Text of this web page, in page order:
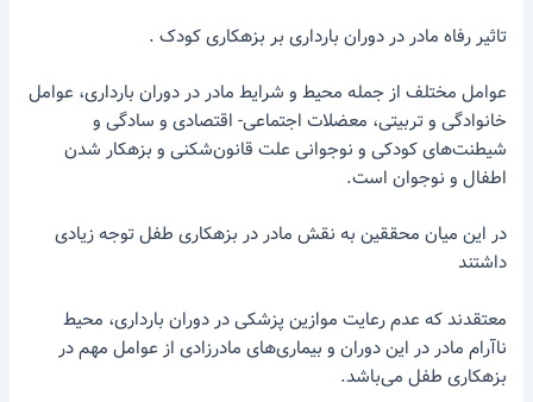
تاثیر رفاه مادر در دوران بارداری بر بزهکاری کودک .
عوامل مختلف از جمله محیط و شرایط مادر در دوران بارداری، عوامل
خانوادگی و تربیتی، معضلات اجتماعی- اقتصادی و سادگی و
شیطنت‌های کودکی و نوجوانی علت قانون‌شکنی و بزهکار شدن
اطفال و نوجوان است.
در این میان محققین به نقش مادر در بزهکاری طفل توجه زیادی
داشتند
معتقدند که عدم رعایت موازین پزشکی در دوران بارداری، محیط
ناآرام مادر در این دوران و بیماری‌های مادرزادی از عوامل مهم در
بزهکاری طفل می‌باشد.